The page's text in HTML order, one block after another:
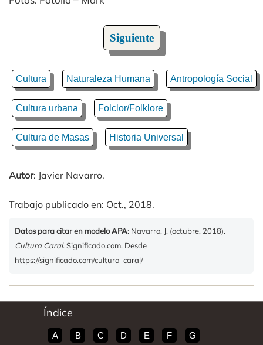
Siguiente
Cultura Naturaleza Humana Antropología Social
Cultura urbana Folclor/Folklore
Cultura de Masas Historia Universal
Autor: Javier Navarro.
Trabajo publicado en: Oct., 2018.
Datos para citar en modelo APA: Navarro, J. (octubre, 2018).
Cultura Caral. Significado.com. Desde
https://significado.com/cultura-caral/
Índice
A B C D E F G